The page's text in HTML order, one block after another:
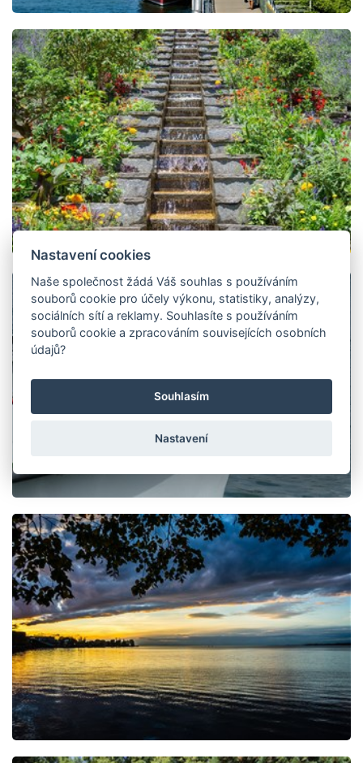
Nastavení cookies
Naše společnost žádá Váš souhlas s používáním
souborů cookie pro účely výkonu, statistiky, analýzy,
sociálních sítí a reklamy. Souhlasíte s používáním
souborů cookie a zpracováním souvisejících osobních
údajů?
Souhlasím
Nastavení